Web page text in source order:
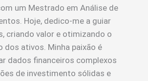
um Mestrado em Análise de
Hoje, dedico-me a guiar
criando valor e otimizando o
dos ativos. Minha paixão é
dados financeiros complexos
de investimento sólidas e